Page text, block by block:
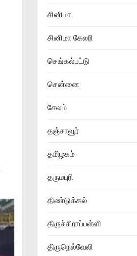
சினிமா
சினிமா கேலரி
செங்கல்பட்டு
சென்னை
சேலம்
தஞ்சாவூர்
தமிழகம்
தருமபுரி
திண்டுக்கல்
திருச்சிராப்பள்ளி
திருநெல்வேலி